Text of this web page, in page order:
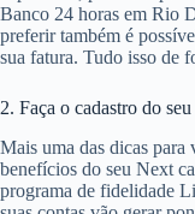
Banco 24 horas em Rio
preferir também é
sua fatura. Tudo isso de
2. Faça o cadastro do
Mais uma das dicas
benefícios do seu Next
programa de fidelidade